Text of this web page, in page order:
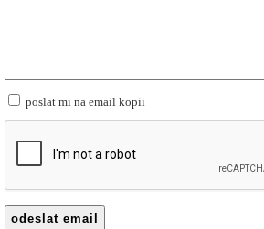
poslat mi na email kopii